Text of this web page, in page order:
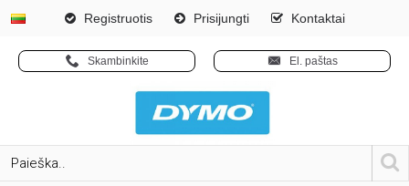
Registruotis Prisijungti Kontaktai
Skambinkite El. paštas